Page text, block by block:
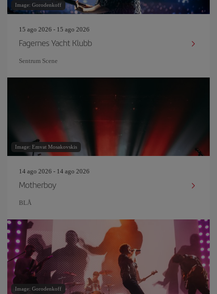
Image: Gorodenkoff
15 ago 2026 - 15 ago 2026
Fagernes Yacht Klubb
Sentrum Scene
Image: Emvat Mosakovskis
14 ago 2026 - 14 ago 2026
Motherboy
BLÅ
Image: Gorodenkoff